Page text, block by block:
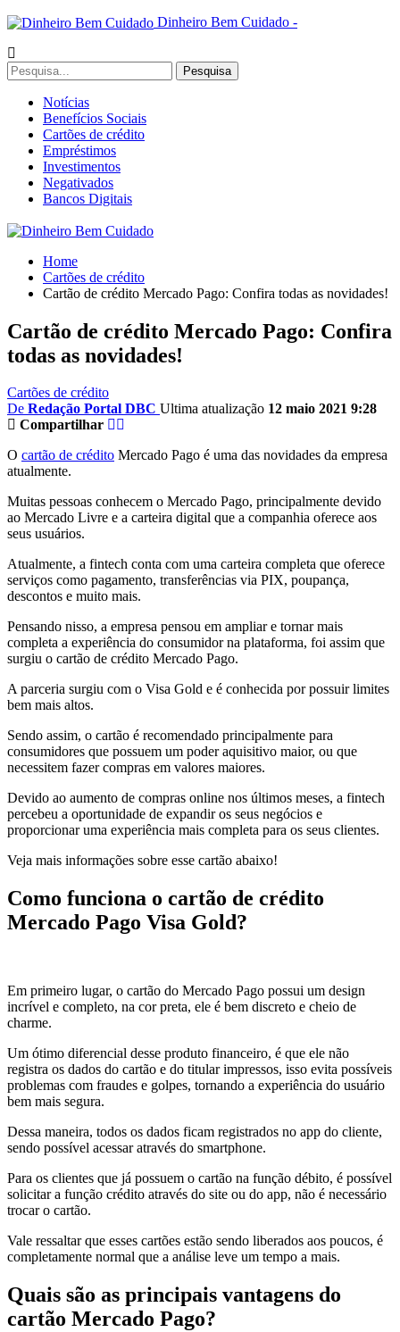
Dinheiro Bem Cuidado -
Notícias
Benefícios Sociais
Cartões de crédito
Empréstimos
Investimentos
Negativados
Bancos Digitais
Home
Cartões de crédito
Cartão de crédito Mercado Pago: Confira todas as novidades!
Cartão de crédito Mercado Pago: Confira
todas as novidades!
Cartões de crédito
De Redação Portal DBC Ultima atualização 12 maio 2021 9:28
Compartilhar
O cartão de crédito Mercado Pago é uma das novidades da empresa
atualmente.
Muitas pessoas conhecem o Mercado Pago, principalmente devido
ao Mercado Livre e a carteira digital que a companhia oferece aos
seus usuários.
Atualmente, a fintech conta com uma carteira completa que oferece
serviços como pagamento, transferências via PIX, poupança,
descontos e muito mais.
Pensando nisso, a empresa pensou em ampliar e tornar mais
completa a experiência do consumidor na plataforma, foi assim que
surgiu o cartão de crédito Mercado Pago.
A parceria surgiu com o Visa Gold e é conhecida por possuir limites
bem mais altos.
Sendo assim, o cartão é recomendado principalmente para
consumidores que possuem um poder aquisitivo maior, ou que
necessitem fazer compras em valores maiores.
Devido ao aumento de compras online nos últimos meses, a fintech
percebeu a oportunidade de expandir os seus negócios e
proporcionar uma experiência mais completa para os seus clientes.
Veja mais informações sobre esse cartão abaixo!
Como funciona o cartão de crédito
Mercado Pago Visa Gold?
Em primeiro lugar, o cartão do Mercado Pago possui um design
incrível e completo, na cor preta, ele é bem discreto e cheio de
charme.
Um ótimo diferencial desse produto financeiro, é que ele não
registra os dados do cartão e do titular impressos, isso evita possíveis
problemas com fraudes e golpes, tornando a experiência do usuário
bem mais segura.
Dessa maneira, todos os dados ficam registrados no app do cliente,
sendo possível acessar através do smartphone.
Para os clientes que já possuem o cartão na função débito, é possível
solicitar a função crédito através do site ou do app, não é necessário
trocar o cartão.
Vale ressaltar que esses cartões estão sendo liberados aos poucos, é
completamente normal que a análise leve um tempo a mais.
Quais são as principais vantagens do
cartão Mercado Pago?